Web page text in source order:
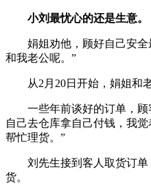
小刘最忧心的还是生意。
娟姐劝他，顾好自己安全
和我老公呢。”
从2月20日开始，娟姐和老
一些年前谈好的订单，顾
自己去仓库拿自己付钱，我
帮忙理货。”
刘先生接到客人取货订单
货。